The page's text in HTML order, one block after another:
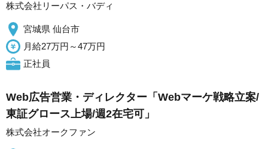
株式会社リーパス・バディ
宮城県 仙台市
月給27万円～47万円
正社員
Web広告営業・ディレクター「Webマーケ戦略立案/
東証グロース上場/週2在宅可」
株式会社オークファン